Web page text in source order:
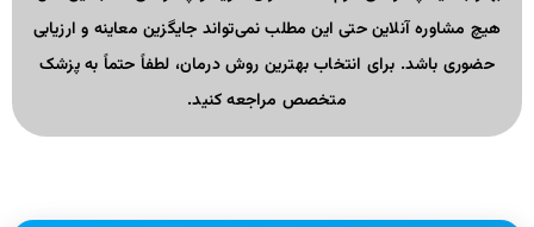
هیچ مشاوره آنلاین حتی این مطلب نمی‌تواند جایگزین معاینه و ارزیابی
حضوری باشد. برای انتخاب بهترین روش درمان، لطفاً حتماً به پزشک
متخصص مراجعه کنید.